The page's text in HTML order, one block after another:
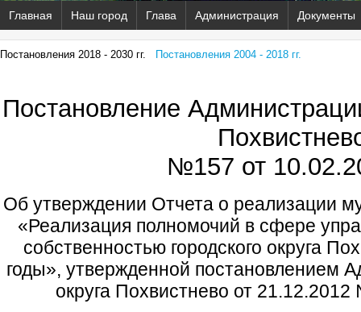
Главная Наш город Глава Администрация Документы
Постановления 2018 - 2030 гг. Постановления 2004 - 2018 гг.
Постановление
№157 от
Об утверждении Отчета о реализации
«Реализация полномочий в сфере
собственностью городского округа
годы», утвержденной постановлением
округа Похвистнево от